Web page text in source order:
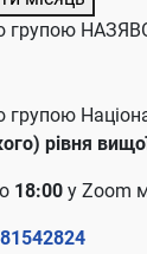
групою
групою
рівня
18:00 у Zoom